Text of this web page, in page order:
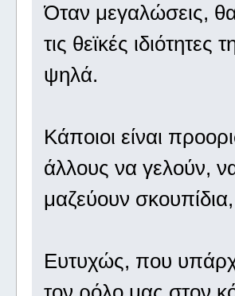
Όταν μεγαλώσεις, θα
τις θεϊκές
ψηλά.
Κάποιοι είναι
άλλους να γελούν,
μαζεύουν
Ευτυχώς, που